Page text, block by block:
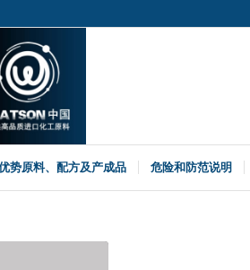
势原料、配方及产成品 危险和防范说明